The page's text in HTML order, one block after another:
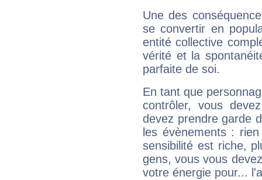
Une des
se convertir en
entité collective
vérité et la
parfaite de soi.
En tant que
contrôler, vous
devez prendre garde
les évènements :
sensibilité est riche,
gens, vous vous
votre énergie pour...